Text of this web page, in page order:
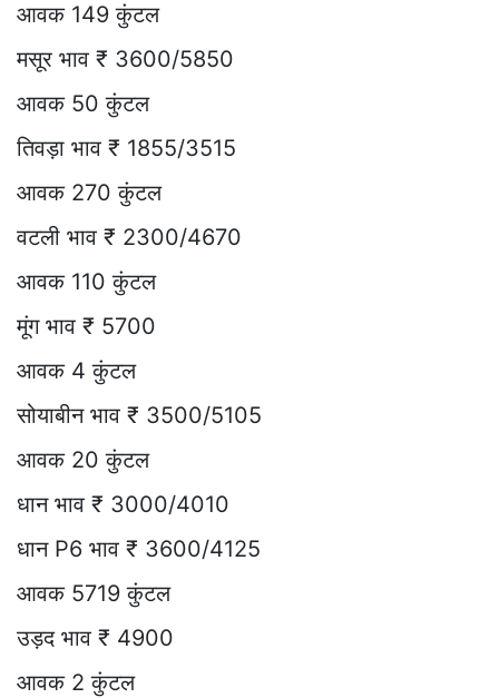
आवक 149 कुंटल
मसूर भाव ₹ 3600/5850
आवक 50 कुंटल
तिवड़ा भाव ₹ 1855/3515
आवक 270 कुंटल
वटली भाव ₹ 2300/4670
आवक 110 कुंटल
मूंग भाव ₹ 5700
आवक 4 कुंटल
सोयाबीन भाव ₹ 3500/5105
आवक 20 कुंटल
धान भाव ₹ 3000/4010
धान P6 भाव ₹ 3600/4125
आवक 5719 कुंटल
उड़द भाव ₹ 4900
आवक 2 कुंटल